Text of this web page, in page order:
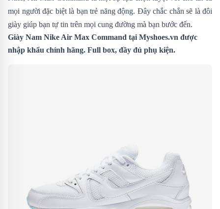
mọi người đặc biệt là bạn trẻ năng động. Đây chắc chắn sẽ là đôi
giày giúp bạn tự tin trên mọi cung đường mà bạn bước đến.
Giày Nam Nike Air Max Command tại Myshoes.vn được
nhập khẩu chính hãng. Full box, đầy đủ phụ kiện.